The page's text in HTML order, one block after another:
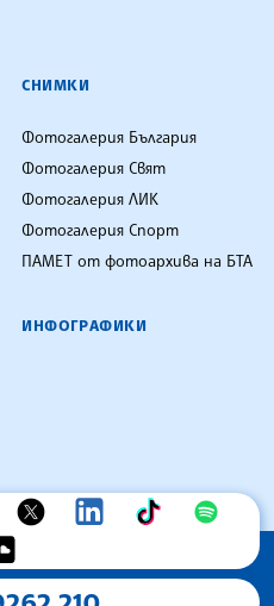
СНИМКИ
Фотогалерия България
Фотогалерия Свят
Фотогалерия ЛИК
Фотогалерия Спорт
ПАМЕТ от фотоархива на БТА
ИНФОГРАФИКИ